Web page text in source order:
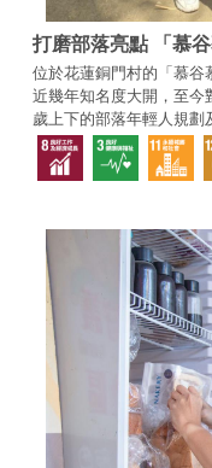
打磨部落亮點 「慕
位於花蓮銅門村的「慕谷
近幾年知名度大開，至今
歲上下的部落年輕人規劃
向頗大，但在離開後，
的最終目標。